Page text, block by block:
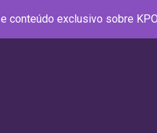
conteúdo exclusivo sobre